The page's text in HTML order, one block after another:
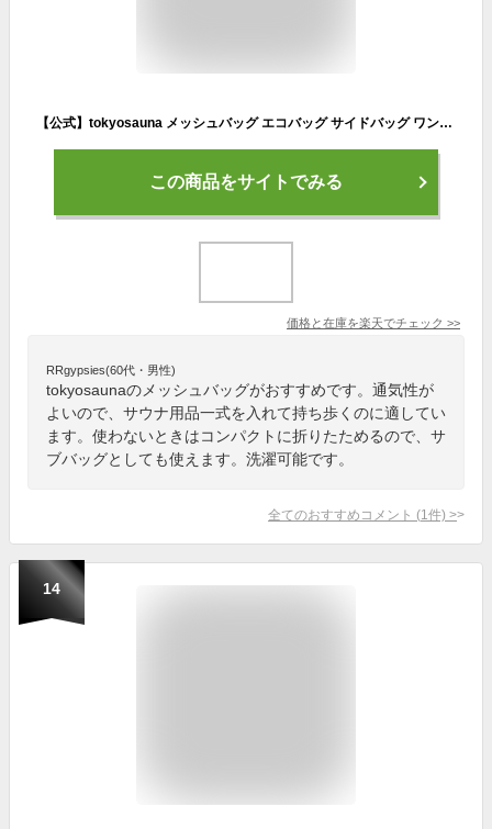
【公式】tokyosauna メッシュバッグ エコバッグ サイドバッグ ワンマイルバッグ サウナバッグ サウナ サウナハット 折り畳み コンパクト 洗える 洗濯可能
この商品をサイトでみる
価格と在庫を楽天でチェック >>
RRgypsies(60代・男性)
tokyosaunaのメッシュバッグがおすすめです。通気性が
よいので、サウナ用品一式を入れて持ち歩くのに適してい
ます。使わないときはコンパクトに折りたためるので、サ
ブバッグとしても使えます。洗濯可能です。
全てのおすすめコメント (1 件) >
14